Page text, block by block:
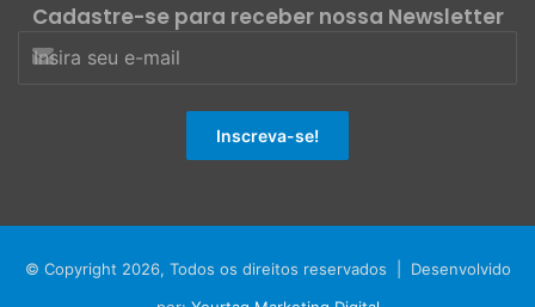
Cadastre-se para receber nossa Newsletter
© Copyright 2026, Todos os direitos reservados | Desenvolvido